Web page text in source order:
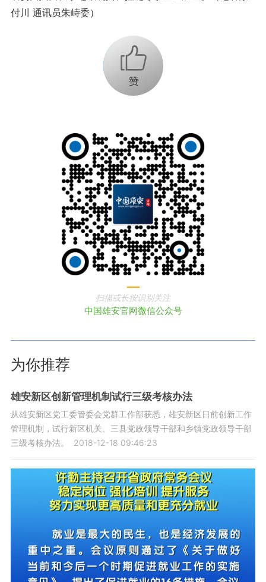
付川 通讯员朱峙委）
+1
扫描或长按识别关注
中国雄安官网微信公众号
为你推荐
雄安新区创新管理机制试行三级考核办法
从雄安新区党工委管委会党群工作部获悉，雄安新区日前创新工作
管理机制，试行新区机关、三县党政领导干部和乡镇党政领导干部
三级考核办法。
2018-12-18 09:46:23